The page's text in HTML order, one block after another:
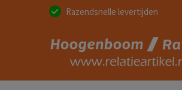
Razendsnelle levertijden